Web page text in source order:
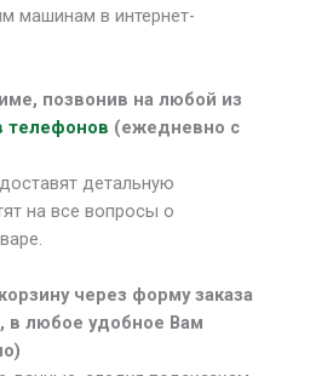
машинам в интернет-
позвонив на любой из
телефонов (ежедневно с
детальную
на все вопросы о
через форму заказа
в любое удобное Вам